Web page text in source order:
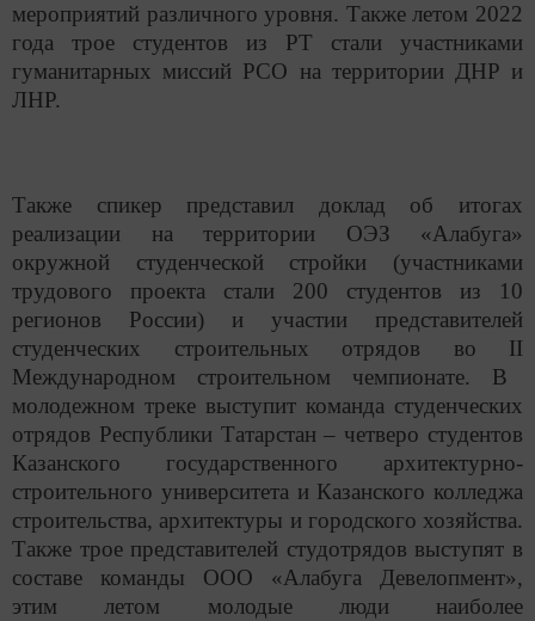
мероприятий различного уровня. Также летом 2022
года трое студентов из РТ стали участниками
гуманитарных миссий РСО на территории ДНР и
ЛНР.
Также спикер представил доклад об итогах
реализации на территории ОЭЗ «Алабуга»
окружной студенческой стройки (участниками
трудового проекта стали 200 студентов из 10
регионов России) и участии представителей
студенческих строительных отрядов во II
Международном строительном чемпионате. В
молодежном треке выступит команда студенческих
отрядов Республики Татарстан – четверо студентов
Казанского государственного архитектурно-
строительного университета и Казанского колледжа
строительства, архитектуры и городского хозяйства.
Также трое представителей студотрядов выступят в
составе команды ООО «Алабуга Девелопмент»,
этим летом молодые люди наиболее